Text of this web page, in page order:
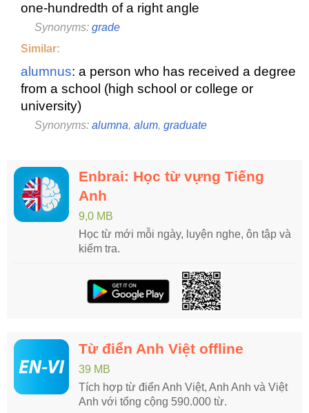
one-hundredth of a right angle
Synonyms: grade
Similar:
alumnus: a person who has received a degree
from a school (high school or college or
university)
Synonyms: alumna, alum, graduate
Enbrai: Học từ vựng Tiếng
Anh
9,0 MB
Học từ mới mỗi ngày, luyện nghe, ôn tập và
kiểm tra.
Từ điển Anh Việt offline
39 MB
Tích hợp từ điển Anh Việt, Anh Anh và Việt
Anh với tổng cộng 590.000 từ.